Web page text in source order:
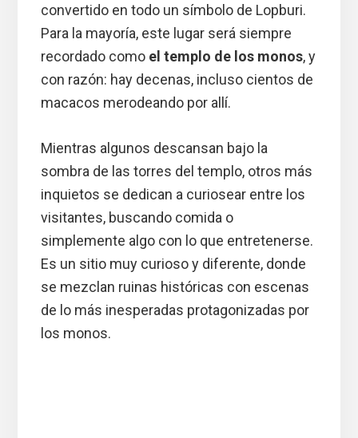
convertido en todo un símbolo de Lopburi.
Para la mayoría, este lugar será siempre
recordado como el templo de los monos, y
con razón: hay decenas, incluso cientos de
macacos merodeando por allí.
Mientras algunos descansan bajo la
sombra de las torres del templo, otros más
inquietos se dedican a curiosear entre los
visitantes, buscando comida o
simplemente algo con lo que entretenerse.
Es un sitio muy curioso y diferente, donde
se mezclan ruinas históricas con escenas
de lo más inesperadas protagonizadas por
los monos.